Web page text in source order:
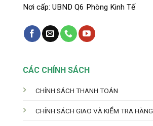
Nơi cấp: UBND Q6 Phòng Kinh Tế
CÁC CHÍNH SÁCH
CHÍNH SÁCH THANH TOÁN
CHÍNH SÁCH GIAO VÀ KIỂM TRA HÀNG